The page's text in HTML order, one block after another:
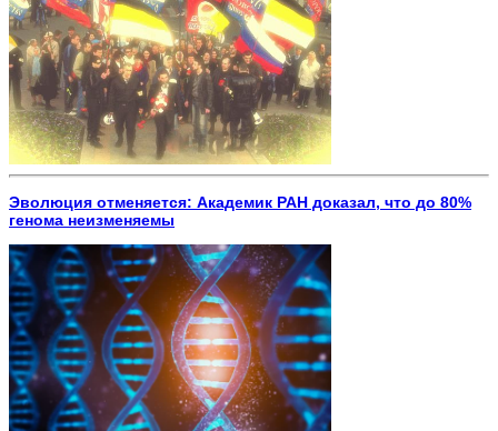
Эволюция отменяется: Академик РАН доказал, что до 80%
генома неизменяемы